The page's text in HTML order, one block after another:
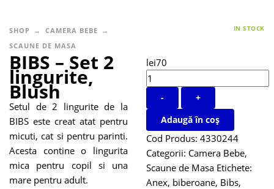
SHOP
CAMERA BEBE
SCAUNE DE MASA
IN STOCK
BIBS – Set 2
lingurite,
Blush
Setul de 2 lingurite de la
BIBS este creat atat pentru
micuti, cat si pentru parinti.
Acesta contine o lingurita
mica pentru copil si una
mare pentru adult.
lei70
-
+
Adaugă în coș
Cod Produs: 4330244
Categorii: Camera Bebe,
Scaune de Masa Etichete:
Anex, biberoane, Bibs,